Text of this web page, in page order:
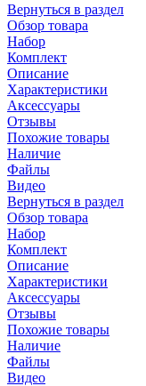
Вернуться в раздел
Обзор товара
Набор
Комплект
Описание
Характеристики
Аксессуары
Отзывы
Похожие товары
Наличие
Файлы
Видео
Вернуться в раздел
Обзор товара
Набор
Комплект
Описание
Характеристики
Аксессуары
Отзывы
Похожие товары
Наличие
Файлы
Видео